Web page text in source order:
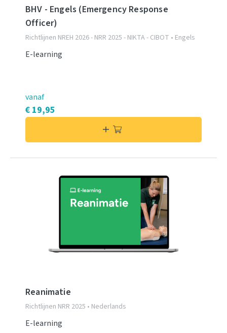
BHV - Engels (Emergency Response
Officer)
Richtlijnen NREH 2026 - NRR 2025 - NIKTA - CIBOT • Engels
E-learning
vanaf
€ 19,95
Reanimatie
Richtlijnen NRR 2025 • Nederlands
E-learning